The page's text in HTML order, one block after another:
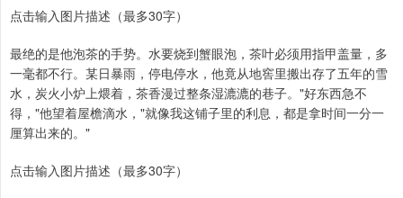
点击输入图片描述（最多30字）
最绝的是他泡茶的手势。水要烧到蟹眼泡，茶叶必须用指甲盖量，多
一毫都不行。某日暴雨，停电停水，他竟从地窖里搬出存了五年的雪
水，炭火小炉上煨着，茶香漫过整条湿漉漉的巷子。"好东西急不
得，"他望着屋檐滴水，"就像我这铺子里的利息，都是拿时间一分一
厘算出来的。"
点击输入图片描述（最多30字）